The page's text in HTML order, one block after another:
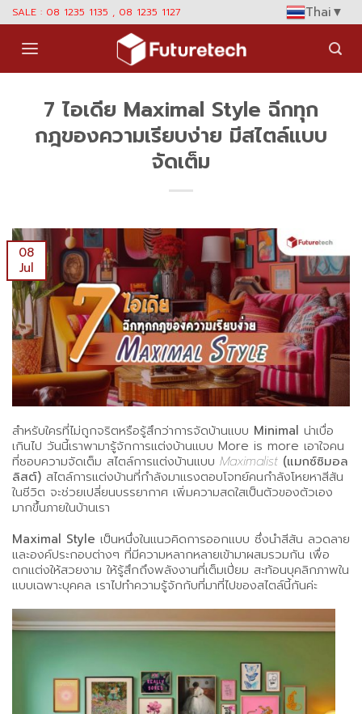
Skip
content
SALE : 08 1235 1135 , 08 1235 1127 Thai▼
7 ไอเดีย Maximal Style ฉีกทุก
กฎของความเรียบง่าย มีสไตล์แบบ
จัดเต็ม
08
Jul
สำหรับใครที่ไม่ถูกจริตหรือรู้สึกว่าการจัดบ้านแบบ Minimal น่าเบื่อ
เกินไป วันนี้เราพามารู้จักการแต่งบ้านแบบ More is more เอาใจคน
ที่ชอบความจัดเต็ม สไตล์การแต่งบ้านแบบ Maximalist (แมกซ์ซิมอล
ลิสต์) สไตล์การแต่งบ้านที่กำลังมาแรงตอบโจทย์คนกำลังโหยหาสีสัน
ในชีวิต จะช่วยเปลี่ยนบรรยากาศ เพิ่มความสดใสเป็นตัวของตัวเอง
มากขึ้นภายในบ้านเรา
Maximal Style เป็นหนึ่งในแนวคิดการออกแบบ ซึ่งนำสีสัน ลวดลาย
และองค์ประกอบต่างๆ ที่มีความหลากหลายเข้ามาผสมรวมกัน เพื่อ
ตกแต่งให้สวยงาม ให้รู้สึกถึงพลังงานที่เต็มเปี่ยม สะท้อนบุคลิกภาพใน
แบบเฉพาะบุคคล เราไปทำความรู้จักกับที่มาที่ไปของสไตล์นี้กันค่ะ